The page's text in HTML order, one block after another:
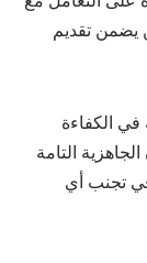
يضمن تقديم
في الكفاءة
التامة
في تجنب أي